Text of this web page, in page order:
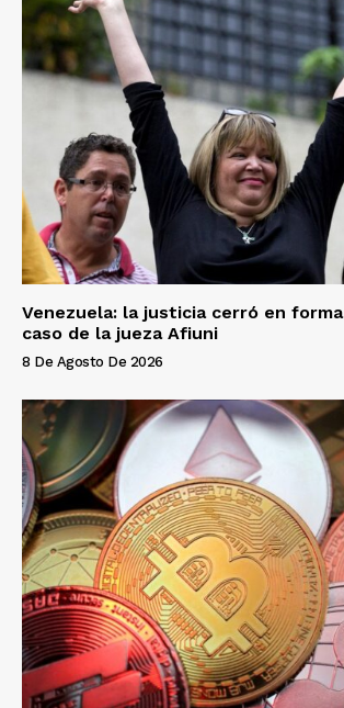
Venezuela: la justicia cerró en
caso de la jueza Afiuni
8 De Agosto De 2026